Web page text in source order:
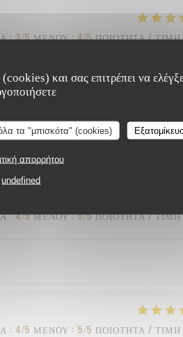
και σας επιτρέπει να
τα "μπισκότα" (cookies)
απορρήτου
undefined
: 3/5 ΜΕΝΟΎ: 4/5 ΠΟΙΌΤΗΤΑ / ΤΙΜΉ
ΜΕΝΟΎ
: 4/5 ΜΕΝΟΎ: 5/5 ΠΟΙΌΤΗΤΑ / ΤΙΜΉ
: 4/5 ΜΕΝΟΎ : 5/5 ΠΟΙΌΤΗΤΑ / ΤΙΜΉ